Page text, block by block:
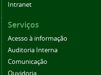
Intranet
Serviços
Acesso à informação
Auditoria Interna
Comunicação